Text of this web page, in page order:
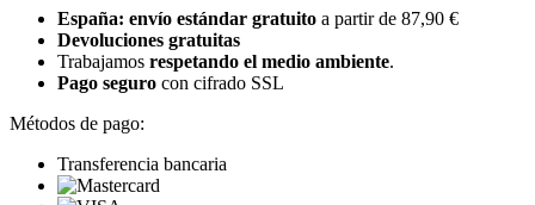
España: envío estándar gratuito a partir de 87,90 €
Devoluciones gratuitas
Trabajamos respetando el medio ambiente.
Pago seguro con cifrado SSL
Métodos de pago:
Transferencia bancaria